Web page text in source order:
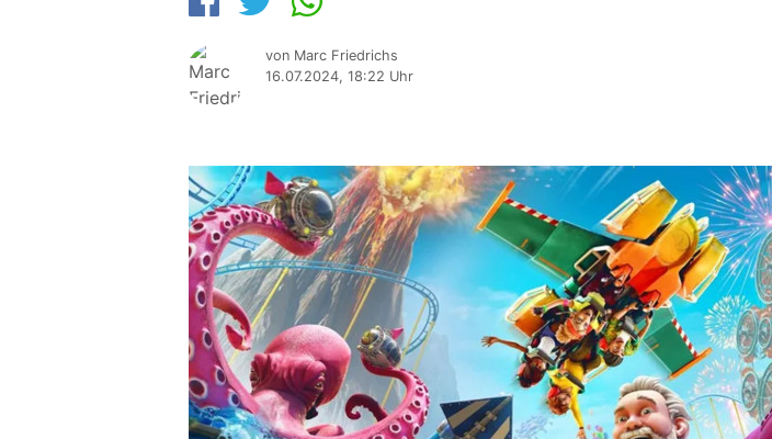
von Marc Friedrichs
16.07.2024, 18:22 Uhr